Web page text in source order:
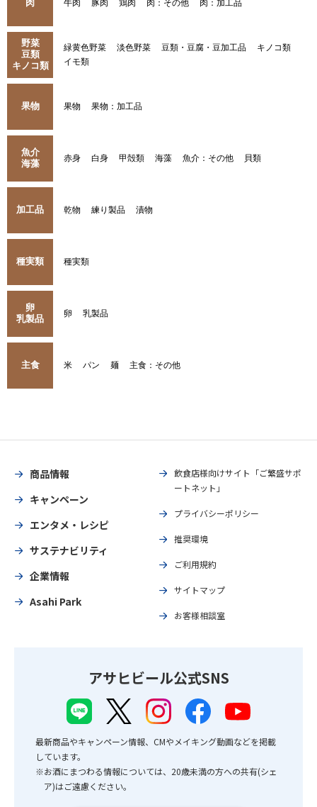
肉 牛肉 豚肉 鶏肉 肉：その他 肉：加工品
野菜
豆類
キノコ類
緑黄色野菜 淡色野菜 豆類・豆腐・豆加工品
キノコ類
イモ類
果物 果物 果物：加工品
魚介
海藻
赤身 白身 甲殻類 海藻 魚介：その他 貝類
加工品 乾物 練り製品 漬物
種実類 種実類
卵
乳製品
卵 乳製品
主食 米 パン 麺 主食：その他
商品情報
キャンペーン
エンタメ・レシピ
サステナビリティ
企業情報
Asahi Park
飲食店様向けサイト「ご繁盛サポ
ートネット」
プライバシーポリシー
推奨環境
ご利用規約
サイトマップ
お客様相談室
アサヒビール公式SNS
最新商品やキャンペーン情報、CMやメイキング動画などを掲載
しています。
※お酒にまつわる情報については、20歳未満の方への共有(シェ
ア)はご遠慮ください。